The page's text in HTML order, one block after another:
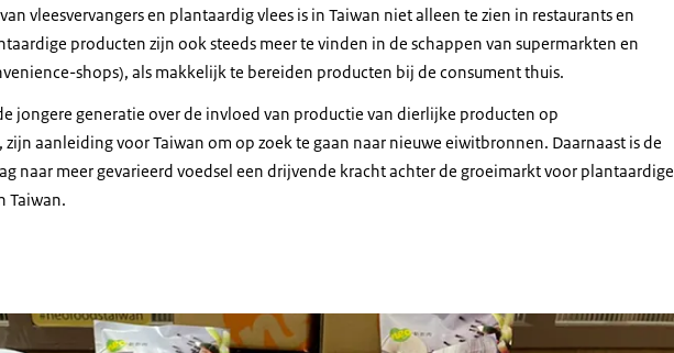
vleesvervangers en plantaardig vlees is in Taiwan niet alleen te zien in restaurants en
producten zijn ook steeds meer te vinden in de schappen van supermarkten en
shops), als makkelijk te bereiden producten bij de consument thuis.
jongere generatie over de invloed van productie van dierlijke producten op
aanleiding voor Taiwan om op zoek te gaan naar nieuwe eiwitbronnen. Daarnaast is de
naar meer gevarieerd voedsel een drijvende kracht achter de groeimarkt voor plantaardige
Taiwan.
vleesvervangers, geproduceerd in Taiwan